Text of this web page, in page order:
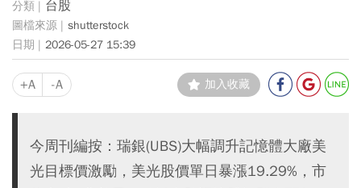
台股
shutterstock
2026-05-27 15:39
+A -A 加入收藏
今周刊編按：瑞銀(UBS)大幅調升記憶體大廠美
光目標價激勵，美光股價單日暴漲19.29%，市